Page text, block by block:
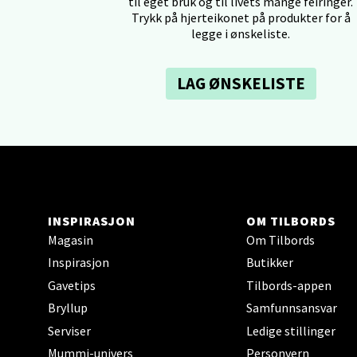
Trykk på hjerteikonet på produkter for å
legge i ønskeliste.
LAG ØNSKELISTE
INSPIRASJON
Magasin
Inspirasjon
Gavetips
Bryllup
Serviser
Mummi-univers
OM TILBORDS
Om Tilbords
Butikker
Tilbords-appen
Samfunnsansvar
Ledige stillinger
Personvern
Åpent i